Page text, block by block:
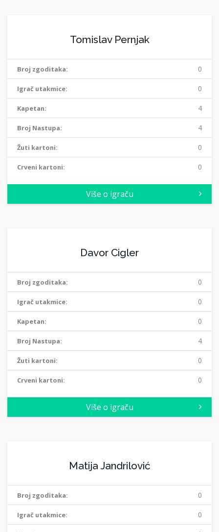
Tomislav Pernjak
Broj zgoditaka: 0
Igrač utakmice: 0
Kapetan: 4
Broj Nastupa: 4
Žuti kartoni: 0
Crveni kartoni: 0
Više o igraču
Davor Cigler
Broj zgoditaka: 0
Igrač utakmice: 0
Kapetan: 0
Broj Nastupa: 4
Žuti kartoni: 0
Crveni kartoni: 0
Više o igraču
Matija Jandrilović
Broj zgoditaka: 0
Igrač utakmice: 0